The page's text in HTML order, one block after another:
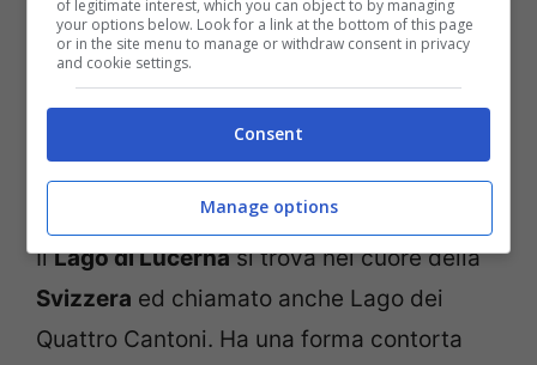
Lucerna, Svizzera (iStock)
IlLago di Lucernasi trova nel cuore della
Svizzera ed chiamato anche Lago dei
Quattro Cantoni. Ha una forma contorta
of legitimate interest, which you can object to by managing
your options below. Look for a link at the bottom of this page
or in the site menu to manage or withdraw consent in privacy
and cookie settings.
Consent
Manage options